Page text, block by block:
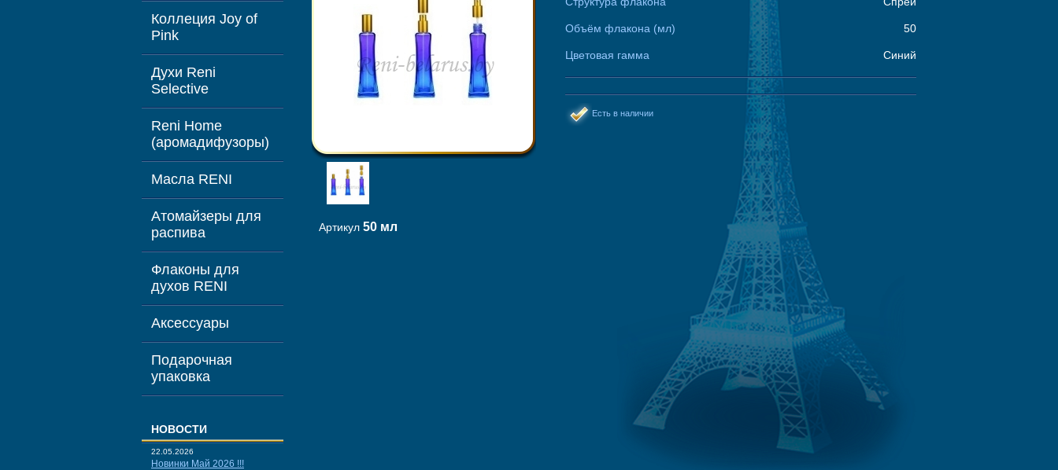
Коллеция Joy of
Pink
Духи Reni
Selective
Reni Home
(аромадифузоры)
Масла RENI
Атомайзеры для
распива
Флаконы для
духов RENI
Аксессуары
Подарочная
упаковка
НОВОСТИ
22.05.2026
Новинки Май 2026 !!!
Артикул 50 мл
Объём флакона (мл) 50
Цветовая гамма Синий
Есть в наличии